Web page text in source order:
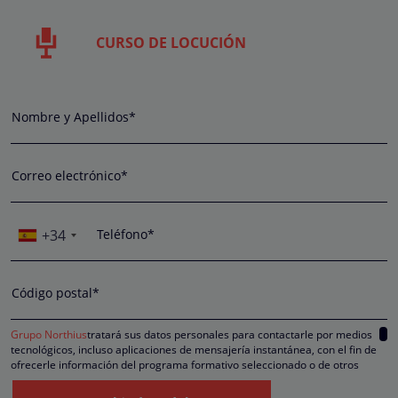
CURSO DE LOCUCIÓN
Nombre y Apellidos*
Correo electrónico*
+34 Teléfono*
Código postal*
Grupo Northiustratará sus datos personales para contactarle por medios
tecnológicos, incluso aplicaciones de mensajería instantánea, con el fin de
ofrecerle información del programa formativo seleccionado o de otros
directamente relacionados con el interés manifestado y, en su caso, para
tramitar la contratación correspondiente. Compartiremos su solicitud con las